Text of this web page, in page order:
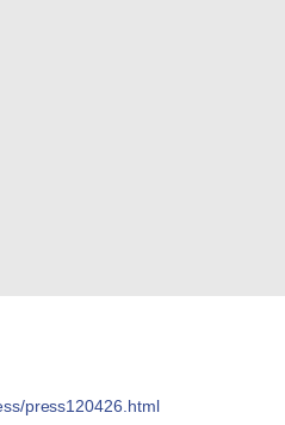
press120426.html